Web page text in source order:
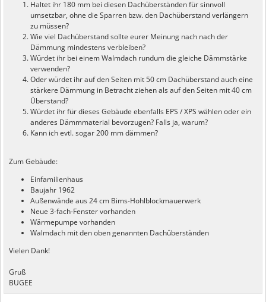
Haltet ihr 180 mm bei diesen Dachüberständen für sinnvoll
umsetzbar, ohne die Sparren bzw. den Dachüberstand verlängern
zu müssen?
Wie viel Dachüberstand sollte eurer Meinung nach nach der
Dämmung mindestens verbleiben?
Würdet ihr bei einem Walmdach rundum die gleiche Dämmstärke
verwenden?
Oder würdet ihr auf den Seiten mit 50 cm Dachüberstand auch eine
stärkere Dämmung in Betracht ziehen als auf den Seiten mit 40 cm
Überstand?
Würdet ihr für dieses Gebäude ebenfalls EPS / XPS wählen oder ein
anderes Dämmmaterial bevorzugen? Falls ja, warum?
Kann ich evtl. sogar 200 mm dämmen?
Zum Gebäude:
Einfamilienhaus
Baujahr 1962
Außenwände aus 24 cm Bims-Hohlblockmauerwerk
Neue 3-fach-Fenster vorhanden
Wärmepumpe vorhanden
Walmdach mit den oben genannten Dachüberständen
Vielen Dank!
Gruß
BUGEE